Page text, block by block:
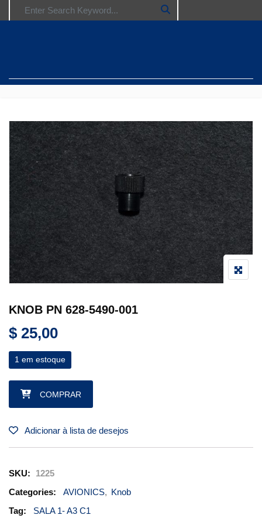
KNOB PN 628-5490-001
$ 25,00
1 em estoque
KNOB PN 628-5490-001 quantidade
COMPRAR
Adicionar à lista de desejos
SKU:
1225
Categories:
AVIONICS, Knob
Tag:
SALA 1- A3 C1